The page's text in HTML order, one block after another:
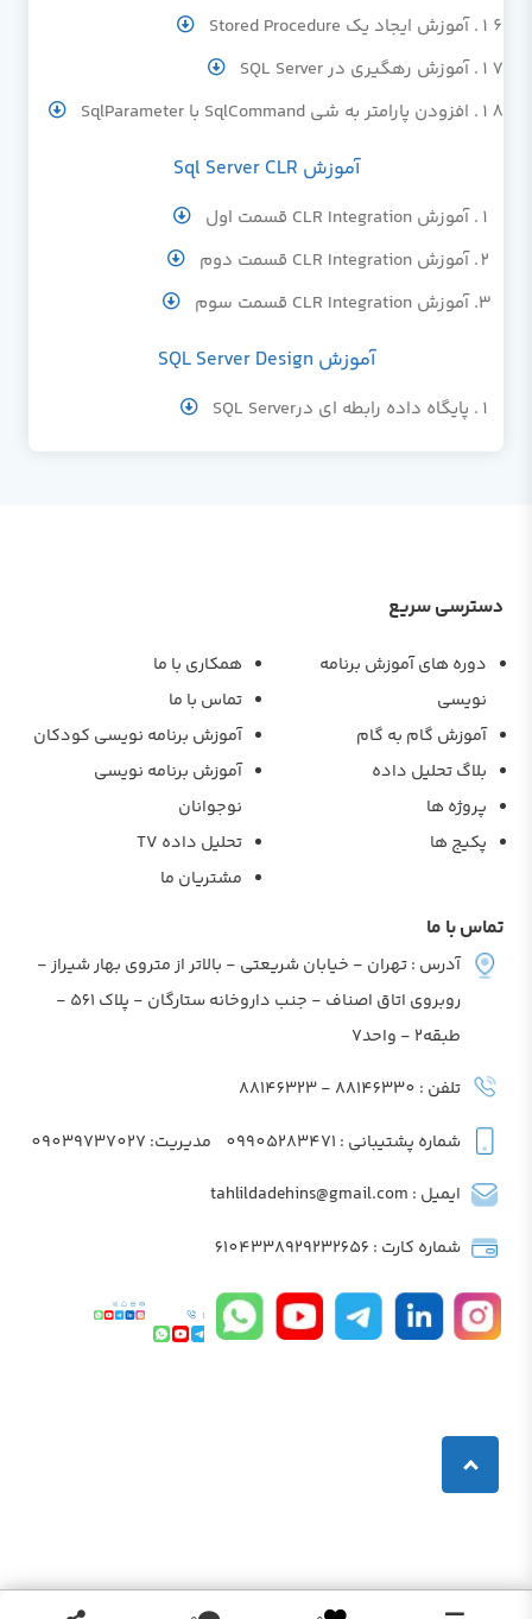
آموزش ایجاد یک Stored Procedure
آموزش رهگیری در SQL Server
افزودن پارامتر به شی SqlCommand با SqlParameter
آموزش Sql Server CLR
آموزش CLR Integration قسمت اول
آموزش CLR Integration قسمت دوم
آموزش CLR Integration قسمت سوم
آموزش SQL Server Design
پایگاه داده رابطه ای درSQL Server
دسترسی سریع
دوره های آموزش برنامه
نویسی
آموزش گام به گام
بلاگ تحلیل داده
پروژه ها
پکیج ها
همکاری با ما
تماس با ما
آموزش برنامه نویسی کودکان
آموزش برنامه نویسی
نوجوانان
تحلیل داده TV
مشتریان ما
تماس با ما
آدرس : تهران - خیابان شریعتی - بالاتر از متروی بهار شیراز -
روبروی اتاق اصناف - جنب داروخانه ستارگان - پلاک 561 -
طبقه2 - واحد7
تلفن : 88146330 - 88146323
شماره پشتیبانی : 09905283471 مدیریت: 09039737027
ایمیل : tahlildadehins@gmail.com
شماره کارت : 6104338929232656
آموزشگاه روز شنبه تعطیل می باشد.